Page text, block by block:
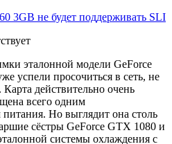
эталонной модели GeForce
успели просочиться в сеть, не
действительно очень
всего одним
Но выглядит она столь
сёстры GeForce GTX 1080 и
системы охлаждения с